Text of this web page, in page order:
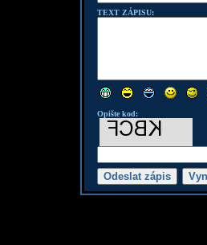
TEXT ZÁPISU:
Opište kod: